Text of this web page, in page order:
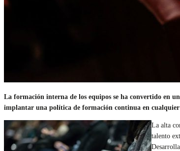
La formación interna de los equipos se ha convertido en
implantar una política de formación continua en
La alta
talento